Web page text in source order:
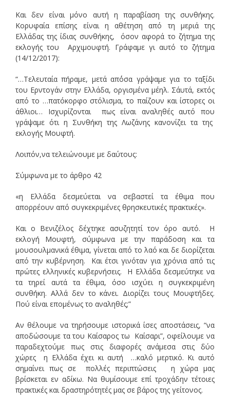
Και δεν είναι μόνο αυτή η παραβίαση της συνθήκης.
Κορυφαία επίσης είναι η αθέτηση από τη μεριά της
Ελλάδας της ίδιας συνθήκης, όσον αφορά το ζήτημα της
εκλογής του Αρχιμουφτή. Γράφαμε γι αυτό το ζήτημα
(14/12/2017):
“…Τελευταία πήραμε, μετά απ΄όσα γράψαμε για το ταξίδι
του Ερντογάν στην Ελλάδα, οργισμένα μέηλ. Σ΄αυτά, εκτός
από το …πατόκορφο στόλισμα, το παίζουν και ίστορες οι
άθλιοι… Ισχυρίζονται πως είναι αναληθές αυτό που
γράψαμε ότι η Συνθήκη της Λωζάνης κανονίζει τα της
εκλογής Μουφτή.
Λοιπόν,να τελειώνουμε με δαύτους:
Σύμφωνα με το άρθρο 42
«η Ελλάδα δεσμεύεται να σεβαστεί τα έθιμα που
απορρέουν από συγκεκριμένες θρησκευτικές πρακτικές».
Και ο Βενιζέλος δέχτηκε ασυζητητί τον όρο αυτό. Η
εκλογή Μουφτή, σύμφωνα με την παράδοση και τα
μουσουλμανικά έθιμα, γίνεται από το λαό και δε διορίζεται
από την κυβέρνηση. Και έτσι γινόταν για χρόνια από τις
πρώτες ελληνικές κυβερνήσεις. Η Ελλάδα δεσμεύτηκε να
τα τηρεί αυτά τα έθιμα, όσο ισχύει η συγκεκριμένη
συνθήκη. Αλλά δεν το κάνει. Διορίζει τους Μουφτήδες.
Πού είναι επομένως το αναληθές;”
Αν θέλουμε να τηρήσουμε ιστορικά ίσες αποστάσεις, “να
αποδώσουμε τα του Καίσαρος τω Καίσαρι”, οφείλουμε να
παραδεχτούμε πως στις διαφορές ανάμεσα στις δύο
χώρες η Ελλάδα έχει κι αυτή …καλό μερτικό. Κι αυτό
σημαίνει πως σε πολλές περιπτώσεις η χώρα μας
βρίσκεται εν αδίκω. Να θυμίσουμε επί τροχάδην τέτοιες
πρακτικές και δραστηρότητές μας σε βάρος της γείτονος.